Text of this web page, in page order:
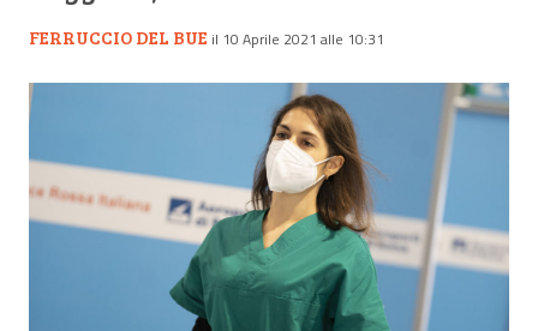
FERRUCCIO DEL BUE il 10 Aprile 2021 alle 10:31